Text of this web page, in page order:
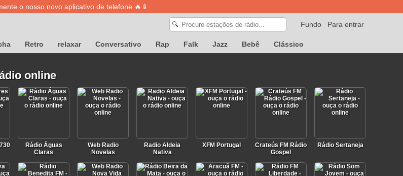
o nosso novo aplicativo de telefone 🔥📱
Para entrar
Fundo
🔍
Retro relaxar Conversativo Rap Falk Jazz Bebê Clássico
online
Rádio Águas
Claras
Web Radio
Novelas
Radio Aldeia
Nativa
XFM Portugal
Crateús FM Rádio
Gospel
Rádio Sertaneja